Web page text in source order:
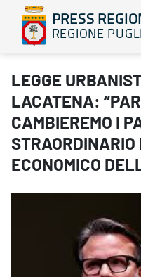
PRESS
REGIONE
LEGGE URBANISTICA.
LEGGE
LACATENA:
CAMBIEREMO I
STRAORDINARIO
ECONOMICO